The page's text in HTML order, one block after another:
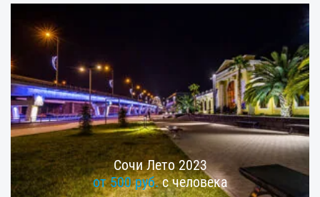
Сочи Лето 2023
от 500 руб.с человека